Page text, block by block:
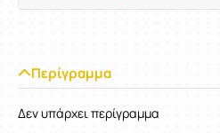
Περίγραμμα
Δεν υπάρχει περίγραμμα